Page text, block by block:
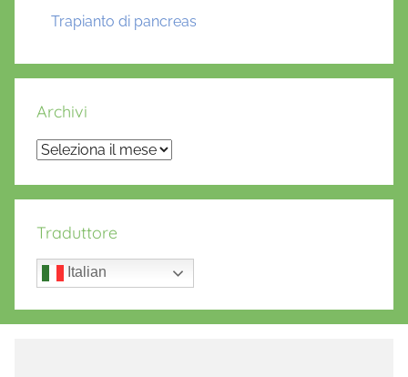
Trapianto di pancreas
Archivi
Archivi
Traduttore
Italian